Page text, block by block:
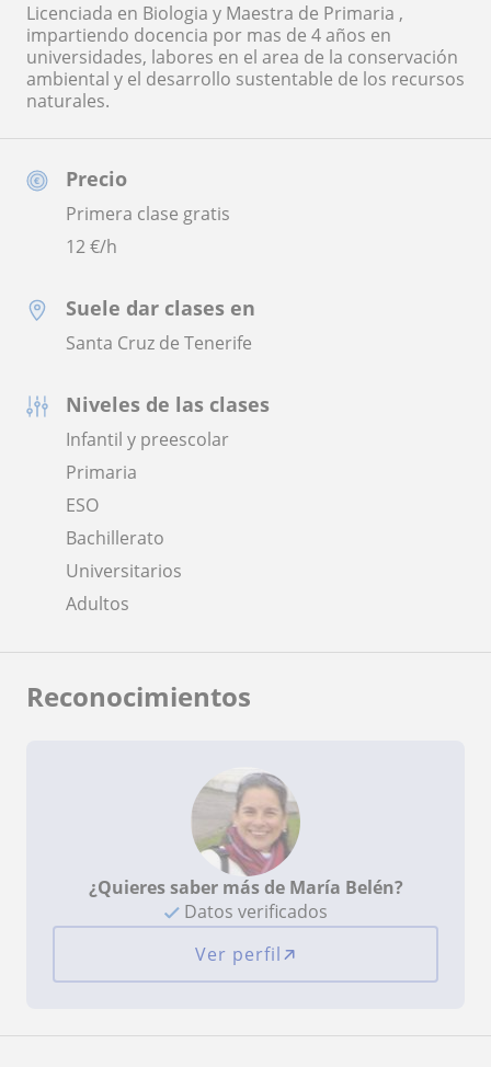
Precio
Primera clase gratis
12€/h
Suele dar clases en
Santa Cruz de Tenerife
Niveles de las clases
Infantil y preescolar
Primaria
ESO
Bachillerato
Universitarios
Adultos
Licenciada en Biologia y Maestra de Primaria ,
impartiendo docencia por mas de 4 años en
universidades, labores en el area de la conservación
ambiental y el desarrollo sustentable de los recursos
naturales.
Reconocimientos
¿Quieres saber más de María Belén?
Datos verificados
Ver perfil